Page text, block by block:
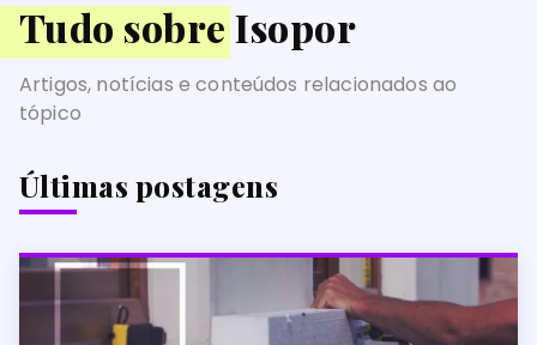
Tudo sobre Isopor
Artigos, notícias e conteúdos relacionados ao
tópico
Últimas postagens